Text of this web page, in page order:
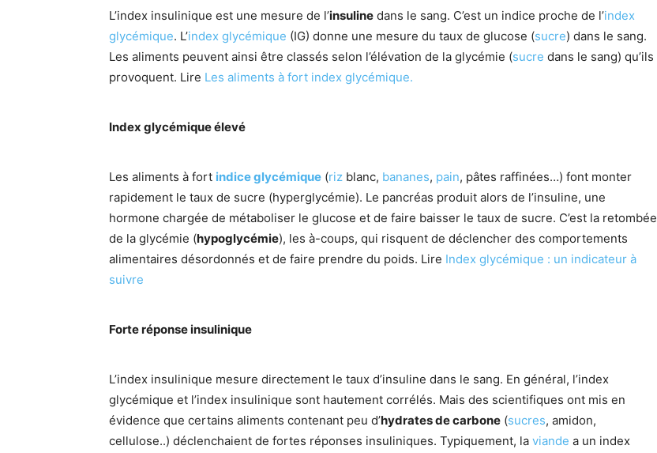
L’index insulinique est une mesure de l’insuline dans le sang. C’est un indice proche de l’index
glycémique. L’index glycémique (IG) donne une mesure du taux de glucose (sucre) dans le sang.
Les aliments peuvent ainsi être classés selon l’élévation de la glycémie (sucre dans le sang) qu’ils
provoquent. Lire Les aliments à fort index glycémique.
Index glycémique élevé
Les aliments à fort indice glycémique (riz blanc, bananes, pain, pâtes raffinées…) font monter
rapidement le taux de sucre (hyperglycémie). Le pancréas produit alors de l’insuline, une
hormone chargée de métaboliser le glucose et de faire baisser le taux de sucre. C’est la retombée
de la glycémie (hypoglycémie), les à-coups, qui risquent de déclencher des comportements
alimentaires désordonnés et de faire prendre du poids. Lire Index glycémique : un indicateur à
suivre
Forte réponse insulinique
L’index insulinique mesure directement le taux d’insuline dans le sang. En général, l’index
glycémique et l’index insulinique sont hautement corrélés. Mais des scientifiques ont mis en
évidence que certains aliments contenant peu d’hydrates de carbone (sucres, amidon,
cellulose..) déclenchaient de fortes réponses insuliniques. Typiquement, la viande a un index